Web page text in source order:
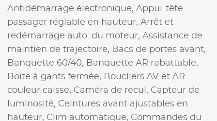
Antidémarrage électronique, Appui-tête
passager réglable en hauteur, Arrêt et
redémarrage auto. du moteur, Assistance de
maintien de trajectoire, Bacs de portes avant,
Banquette 60/40, Banquette AR rabattable,
Boite à gants fermée, Boucliers AV et AR
couleur caisse, Caméra de recul, Capteur de
luminosité, Ceintures avant ajustables en
hauteur, Clim automatique, Commandes du